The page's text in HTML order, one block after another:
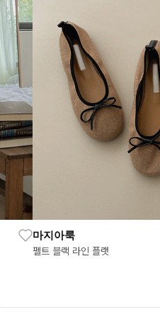
마지아룩
펠트 블랙 라인 플랫